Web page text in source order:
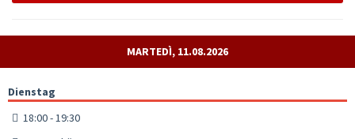
MARTEDÌ, 11.08.2026
Dienstag
18:00 - 19:30